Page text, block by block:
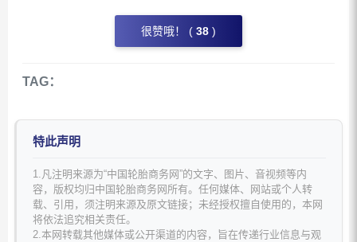
很赞哦！ ( 38 )
TAG：
特此声明
1.凡注明来源为“中国轮胎商务网”的文字、图片、音视频等内
容，版权均归中国轮胎商务网所有。任何媒体、网站或个人转
载、引用，须注明来源及原文链接；未经授权擅自使用的，本网
将依法追究相关责任。
2.本网转载其他媒体或公开渠道的内容，旨在传递行业信息与观